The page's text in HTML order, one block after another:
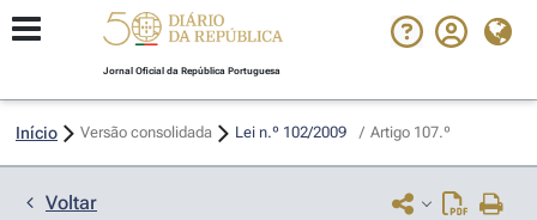
Jornal Oficial da República Portuguesa
Início Versão consolidada Lei n.º 102/2009 / Artigo 107.º
Voltar